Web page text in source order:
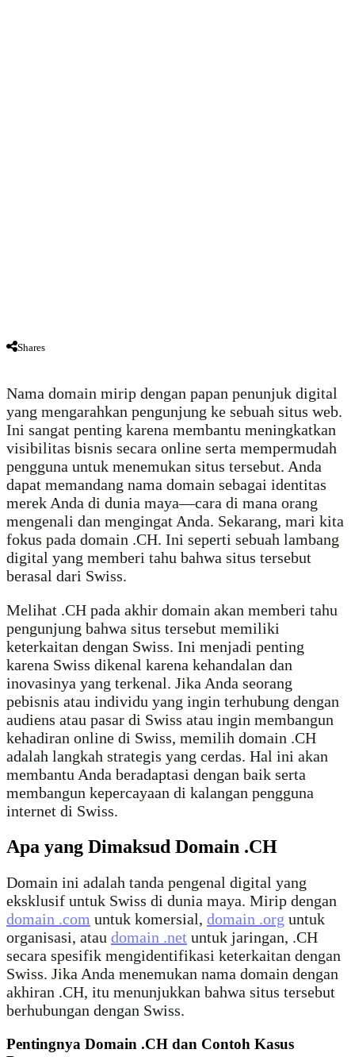
Shares
Nama domain mirip dengan papan penunjuk digital
yang mengarahkan pengunjung ke sebuah situs web.
Ini sangat penting karena membantu meningkatkan
visibilitas bisnis secara online serta mempermudah
pengguna untuk menemukan situs tersebut. Anda
dapat memandang nama domain sebagai identitas
merek Anda di dunia maya—cara di mana orang
mengenali dan mengingat Anda. Sekarang, mari kita
fokus pada domain .CH. Ini seperti sebuah lambang
digital yang memberi tahu bahwa situs tersebut
berasal dari Swiss.
Melihat .CH pada akhir domain akan memberi tahu
pengunjung bahwa situs tersebut memiliki
keterkaitan dengan Swiss. Ini menjadi penting
karena Swiss dikenal karena kehandalan dan
inovasinya yang terkenal. Jika Anda seorang
pebisnis atau individu yang ingin terhubung dengan
audiens atau pasar di Swiss atau ingin membangun
kehadiran online di Swiss, memilih domain .CH
adalah langkah strategis yang cerdas. Hal ini akan
membantu Anda beradaptasi dengan baik serta
membangun kepercayaan di kalangan pengguna
internet di Swiss.
Apa yang Dimaksud Domain .CH
Domain ini adalah tanda pengenal digital yang
eksklusif untuk Swiss di dunia maya. Mirip dengan
domain .com untuk komersial, domain .org untuk
organisasi, atau domain .net untuk jaringan, .CH
secara spesifik mengidentifikasi keterkaitan dengan
Swiss. Jika Anda menemukan nama domain dengan
akhiran .CH, itu menunjukkan bahwa situs tersebut
berhubungan dengan Swiss.
Pentingnya Domain .CH dan Contoh Kasus